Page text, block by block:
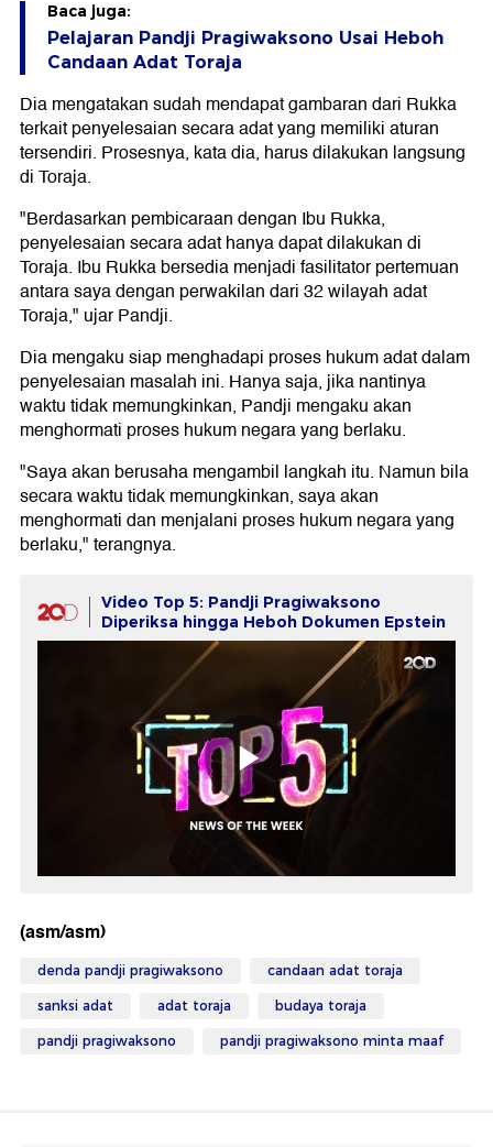
Baca juga:
Pelajaran Pandji Pragiwaksono Usai Heboh
Candaan Adat Toraja
Dia mengatakan sudah mendapat gambaran dari Rukka
terkait penyelesaian secara adat yang memiliki aturan
tersendiri. Prosesnya, kata dia, harus dilakukan langsung
di Toraja.
"Berdasarkan pembicaraan dengan Ibu Rukka,
penyelesaian secara adat hanya dapat dilakukan di
Toraja. Ibu Rukka bersedia menjadi fasilitator pertemuan
antara saya dengan perwakilan dari 32 wilayah adat
Toraja," ujar Pandji.
Dia mengaku siap menghadapi proses hukum adat dalam
penyelesaian masalah ini. Hanya saja, jika nantinya
waktu tidak memungkinkan, Pandji mengaku akan
menghormati proses hukum negara yang berlaku.
"Saya akan berusaha mengambil langkah itu. Namun bila
secara waktu tidak memungkinkan, saya akan
menghormati dan menjalani proses hukum negara yang
berlaku," terangnya.
Video Top 5: Pandji Pragiwaksono
Diperiksa hingga Heboh Dokumen Epstein
(asm/asm)
denda pandji pragiwaksono candaan adat toraja
sanksi adat adat toraja budaya toraja
pandji pragiwaksono pandji pragiwaksono minta maaf